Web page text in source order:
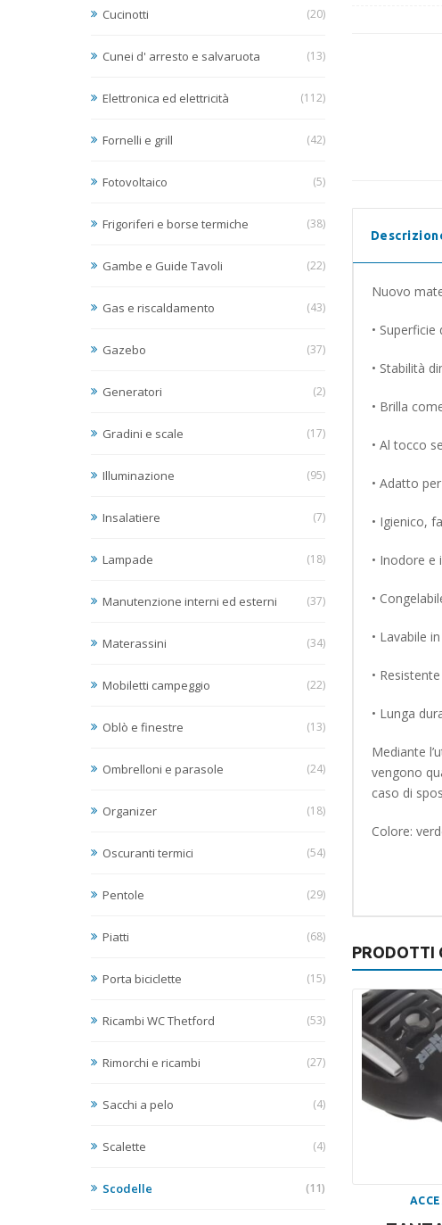
Cucinotti (20)
Cunei d' arresto e salvaruota (13)
Elettronica ed elettricità (112)
Fornelli e grill (42)
Fotovoltaico (5)
Frigoriferi e borse termiche (38)
Gambe e Guide Tavoli (22)
Gas e riscaldamento (43)
Gazebo (37)
Generatori (2)
Gradini e scale (17)
Illuminazione (95)
Insalatiere (7)
Lampade (18)
Manutenzione interni ed esterni (37)
Materassini (34)
Mobiletti campeggio (22)
Oblò e finestre (13)
Ombrelloni e parasole (24)
Organizer (18)
Oscuranti termici (54)
Pentole (29)
Piatti (68)
Porta biciclette (15)
Ricambi WC Thetford (53)
Rimorchi e ricambi (27)
Sacchi a pelo (4)
Scalette (4)
Scodelle (11)
Nuovo
• Superficie
• Stabilità
• Brilla
• Al tocco
• Adatto
• Igienico,
• Inodore e
•
• Lavabile
•
• Lunga
Mediante
vengono
caso di
Colore:
PRODOTTI